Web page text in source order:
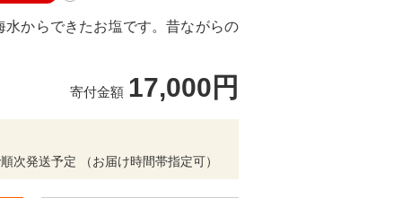
からできたお塩です。昔ながらの
寄付金額 17,000円
次発送予定 （お届け時間帯指定可）